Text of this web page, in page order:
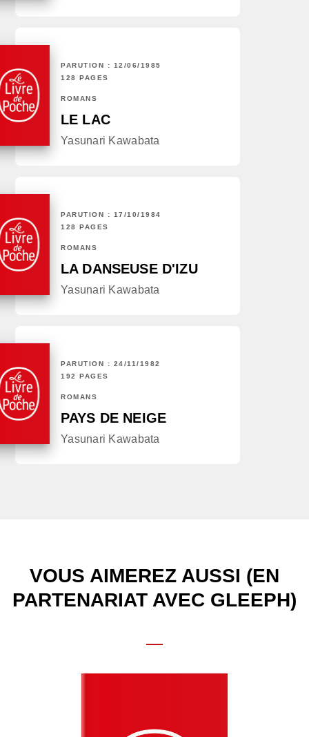
PARUTION : 12/06/1985
128 PAGES
ROMANS
LE LAC
Yasunari Kawabata
PARUTION : 17/10/1984
128 PAGES
ROMANS
LA DANSEUSE D'IZU
Yasunari Kawabata
PARUTION : 24/11/1982
192 PAGES
ROMANS
PAYS DE NEIGE
Yasunari Kawabata
VOUS AIMEREZ AUSSI (EN
PARTENARIAT AVEC GLEEPH)